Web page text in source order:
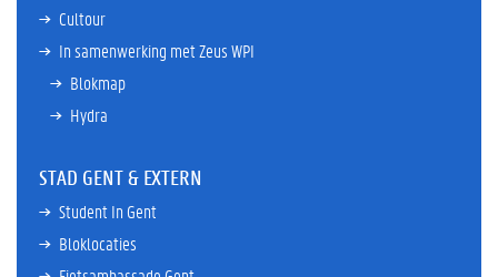
Cultour
In samenwerking met Zeus WPI
Blokmap
Hydra
STAD GENT & EXTERN
Student In Gent
Bloklocaties